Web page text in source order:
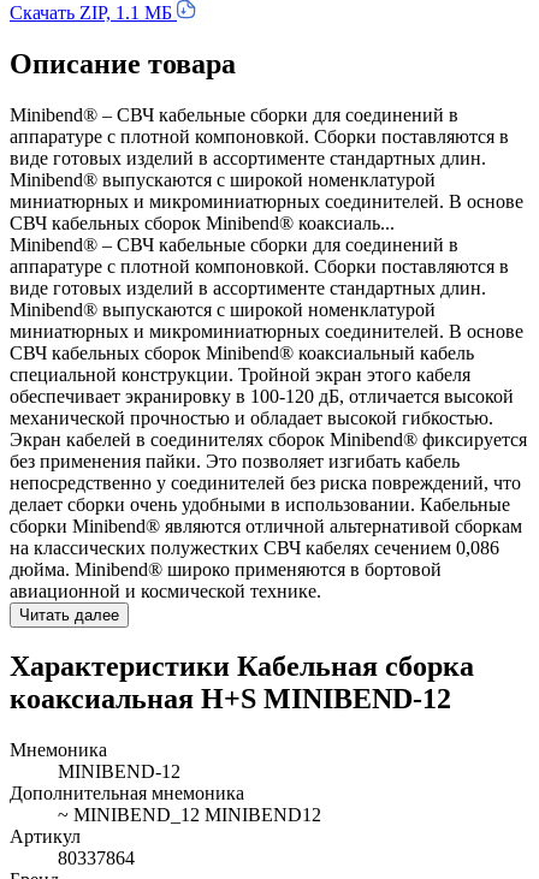
Скачать ZIP, 1.1 МБ
Описание товара
Minibend® – СВЧ кабельные сборки для соединений в
аппаратуре с плотной компоновкой. Сборки поставляются в
виде готовых изделий в ассортименте стандартных длин.
Minibend® выпускаются с широкой номенклатурой
миниатюрных и микроминиатюрных соединителей. В основе
СВЧ кабельных сборок Minibend® коаксиаль...
Minibend® – СВЧ кабельные сборки для соединений в
аппаратуре с плотной компоновкой. Сборки поставляются в
виде готовых изделий в ассортименте стандартных длин.
Minibend® выпускаются с широкой номенклатурой
миниатюрных и микроминиатюрных соединителей. В основе
СВЧ кабельных сборок Minibend® коаксиальный кабель
специальной конструкции. Тройной экран этого кабеля
обеспечивает экранировку в 100-120 дБ, отличается высокой
механической прочностью и обладает высокой гибкостью.
Экран кабелей в соединителях сборок Minibend® фиксируется
без применения пайки. Это позволяет изгибать кабель
непосредственно у соединителей без риска повреждений, что
делает сборки очень удобными в использовании. Кабельные
сборки Minibend® являются отличной альтернативой сборкам
на классических полужестких СВЧ кабелях сечением 0,086
дюйма. Minibend® широко применяются в бортовой
авиационной и космической технике.
Читать далее
Характеристики Кабельная сборка
коаксиальная H+S MINIBEND-12
Мнемоника
MINIBEND-12
Дополнительная мнемоника
~ MINIBEND_12 MINIBEND12
Артикул
80337864